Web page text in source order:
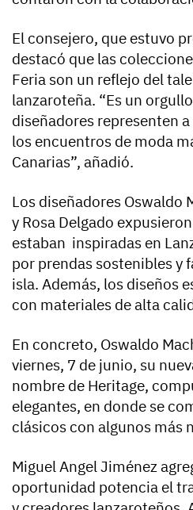
El consejero, que estuvo
destacó que las
Feria son un reflejo del
lanzaroteña. “Es un
diseñadores representen
los encuentros de moda
Canarias”, añadió.
Los diseñadores Oswaldo
y Rosa Delgado
estaban inspiradas en
por prendas sostenibles y
isla. Además, los diseños
con materiales de alta
En concreto, Oswaldo
viernes, 7 de junio, su
nombre de Heritage,
elegantes, en donde se
clásicos con algunos más
Miguel Angel Jiménez
oportunidad potencia el